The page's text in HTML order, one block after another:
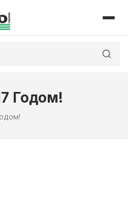
Годом!